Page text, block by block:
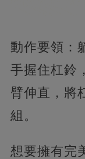
動作要領：
手握住杠鈴
臂伸直，將
組。
想要擁有完